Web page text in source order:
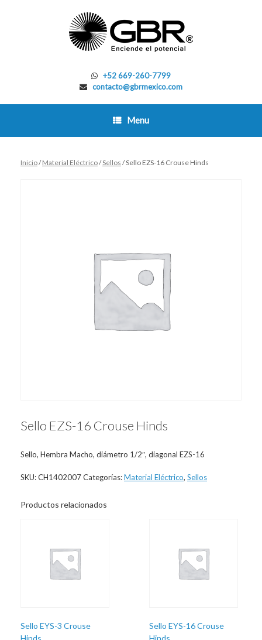
+52 669-260-7799
contacto@gbrmexico.com
Menu
Inicio/Material Eléctrico/Sellos / Sello EZS-16 Crouse Hinds
Sello EZS-16 Crouse Hinds
Sello, Hembra Macho, diámetro 1/2″, diagonal EZS-16
SKU:CH1402007Categorías:Material Eléctrico, Sellos
Productos relacionados
Sello EYS-3 Crouse
Hinds
Sello EYS-16 Crouse
Hinds